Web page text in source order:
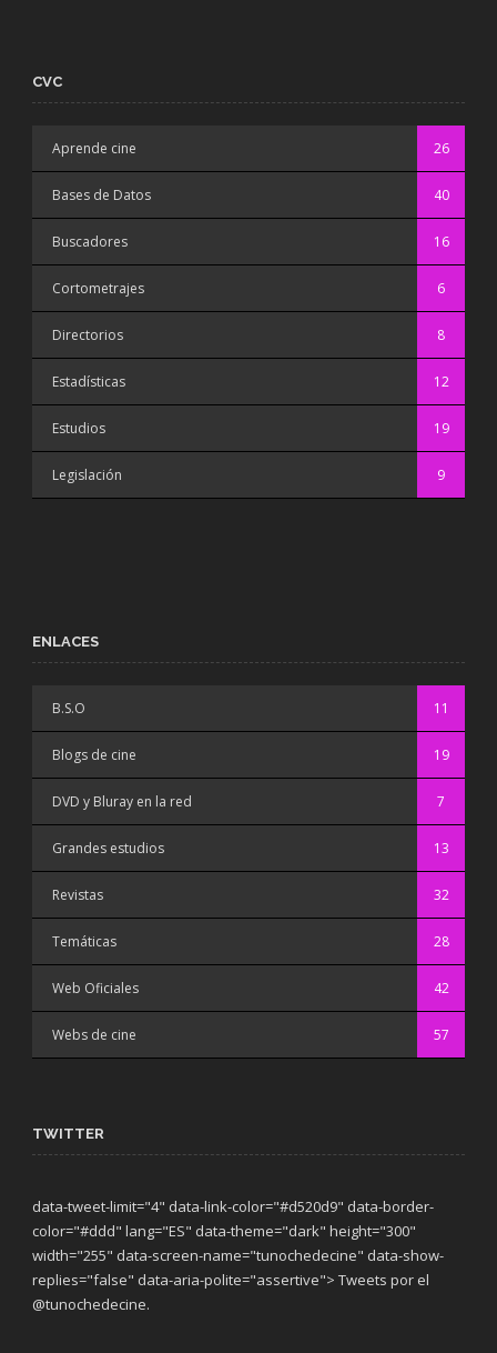
CVC
Aprende cine 26
Bases de Datos 40
Buscadores 16
Cortometrajes 6
Directorios 8
Estadísticas 12
Estudios 19
Legislación 9
ENLACES
B.S.O 11
Blogs de cine 19
DVD y Bluray en la red 7
Grandes estudios 13
Revistas 32
Temáticas 28
Web Oficiales 42
Webs de cine 57
TWITTER
data-tweet-limit="4" data-link-color="#d520d9" data-border-
color="#ddd" lang="ES" data-theme="dark" height="300"
width="255" data-screen-name="tunochedecine" data-show-
replies="false" data-aria-polite="assertive"> Tweets por el
@tunochedecine.